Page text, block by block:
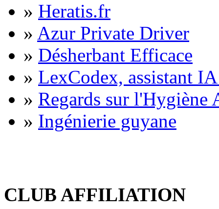
» Heratis.fr
» Azur Private Driver
» Désherbant Efficace
» LexCodex, assistant
» Regards sur l'Hygiène
» Ingénierie guyane
CLUB AFFILIATION